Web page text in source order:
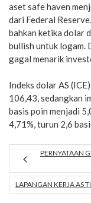
aset safe haven
dari Federal
bahkan ketika dolar
bullish untuk logam.
gagal menarik
Indeks dolar AS
106,43, sedangkan
basis poin menjadi
4,71%, turun 2,6
PERNYATAAN
LAPANGAN KERJA AS